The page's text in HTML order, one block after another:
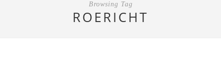
Browsing Tag
ROERICHT